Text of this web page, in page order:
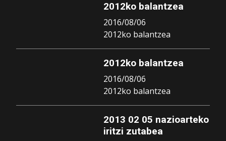
2012ko balantzea
2016/08/06
2012ko balantzea
2012ko balantzea
2016/08/06
2012ko balantzea
2013 02 05 nazioarteko
iritzi zutabea